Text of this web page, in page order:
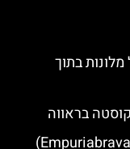
בתוך